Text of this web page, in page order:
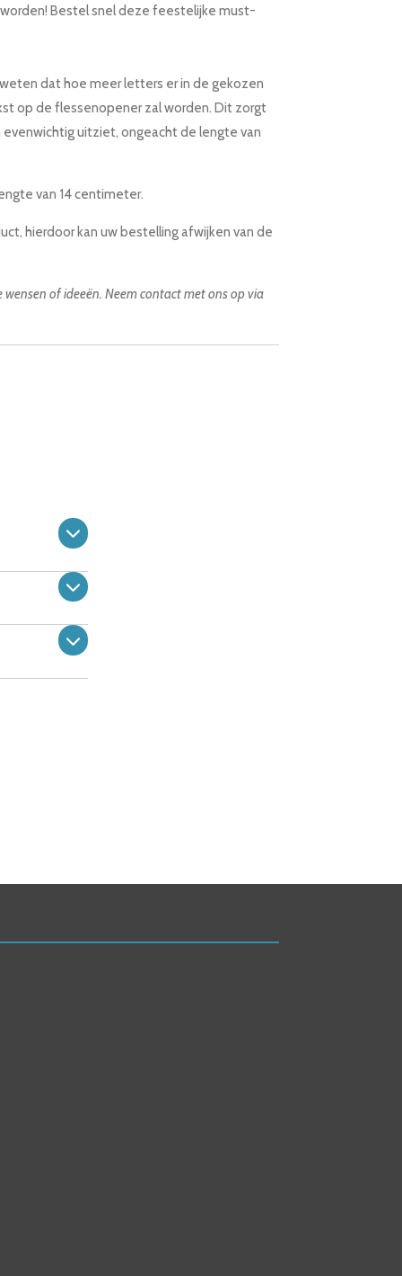
Bestel snel deze feestelijke must-
dat hoe meer letters er in de gekozen
op de flessenopener zal worden. Dit zorgt
uitziet, ongeacht de lengte van
van 14 centimeter.
hierdoor kan uw bestelling afwijken van de
of ideeën. Neem contact met ons op via